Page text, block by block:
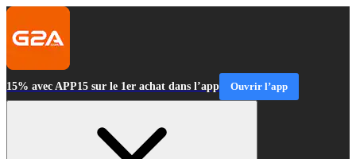
15% avec APP15 sur le 1er achat dans l’app Ouvrir l’app